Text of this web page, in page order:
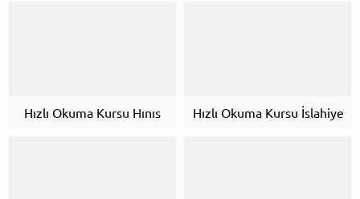
Hızlı Okuma Kursu Hınıs Hızlı Okuma Kursu İslahiye